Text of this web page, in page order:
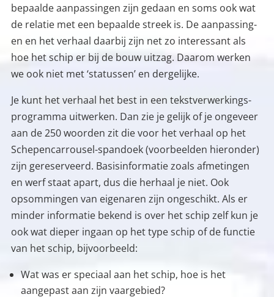
bepaalde aanpassingen zijn gedaan en soms ook wat
de relatie met een bepaalde streek is. De aanpas­sing­
en en het verhaal daarbij zijn net zo interes­sant als
hoe het schip er bij de bouw uitzag. Daarom werken
we ook niet met ‘statussen’ en dergelijke.
Je kunt het verhaal het best in een tekstverwer­kings­
programma uitwerken. Dan zie je gelijk of je ongeveer
aan de 250 woorden zit die voor het verhaal op het
Schepen­carrousel-spandoek (voorbeelden hieronder)
zijn gereserveerd. Basisinformatie zoals afmetingen
en werf staat apart, dus die herhaal je niet. Ook
opsommingen van eigenaren zijn ongeschikt. Als er
minder informatie bekend is over het schip zelf kun je
ook wat dieper ingaan op het type schip of de functie
van het schip, bijvoorbeeld:
Wat was er speciaal aan het schip, hoe is het
aangepast aan zijn vaargebied?